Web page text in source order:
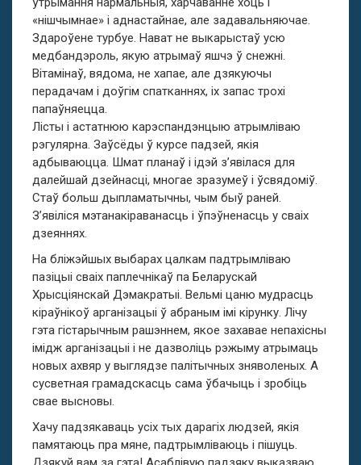
«нішчымнае» і аднастайнае, але задавальняючае.
Здароўене турбуе. Нават не выкарыстаў усю
медбандэроль, якую атрымаў яшчэ ў снежні.
Вітамінаў, вядома, не хапае, але дзякуючы
перадачам і доўгім спатканнях, іх запас трохі
папаўняецца.
Лісты і астатнюю карэспандэнцыю атрымліваю
рэгулярна. Заўсёды ў курсе падзей, якія
адбываюцца. Шмат планаў і ідэй з’явілася для
далейшай дзейнасці, многае зразумеў і ўсвядоміў.
Стаў больш дыпламатычны, чым быў раней.
З’явіліся мэтанакіраванасць і ўпэўненасць у сваіх
дзеяннях.
На бліжэйшых выбарах цалкам падтрымліваю
пазіцыі сваіх паплечнікаў па Беларускай
Хрысціянскай Дэмакратыі. Вельмі цаню мудрасць
кіраўнікоў арганізацыі ў абраным імі кірунку. Лічу
гэта гістарычным рашэннем, якое захавае непахісны
імідж арганізацыі і не дазволіць рэжыму атрымаць
новых ахвяр у выглядзе палітычных зняволеных. А
сусветная грамадскасць сама ўбачыць і зробіць
свае высновы.
Хачу падзякаваць усіх тых дарагіх людзей, якія
памятаюць пра мяне, падтрымліваюць і пішуць.